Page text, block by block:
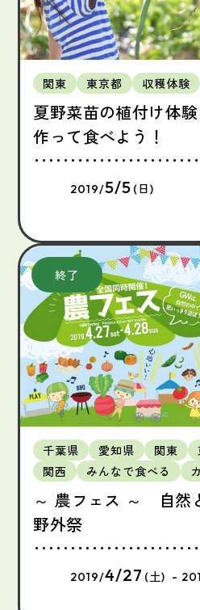
関東 東京都 収穫体験
夏野菜苗の植付け体
作って食べよう！
2019/5/5 (日)
千葉県 愛知県 関東
関西
みんなで食べる
～ 農フェス ～ 自然
野外祭
2019/4/27 (土) -